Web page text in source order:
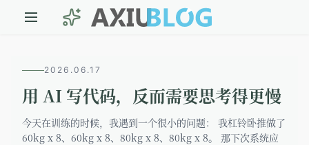
2026.06.17
用 AI 写代码，反而需要思考得更慢
今天在训练的时候，我遇到一个很小的问题： 我杠铃卧推做了
60kg x 8、60kg x 8、80kg x 8、80kg x 8。 那下次系统应